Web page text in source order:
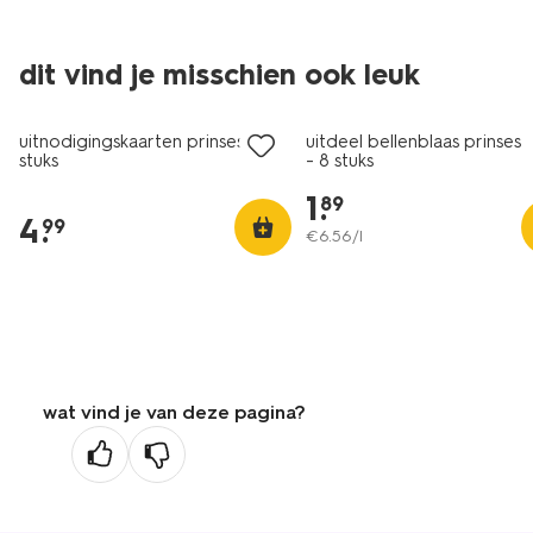
dit vind je misschien ook leuk
uitnodigingskaarten prinses - 8
stuks
4.
99
uitdeel bellenblaas prinses
- 8 stuks
1.
89
€6.56/l
wat vind je van deze pagina?